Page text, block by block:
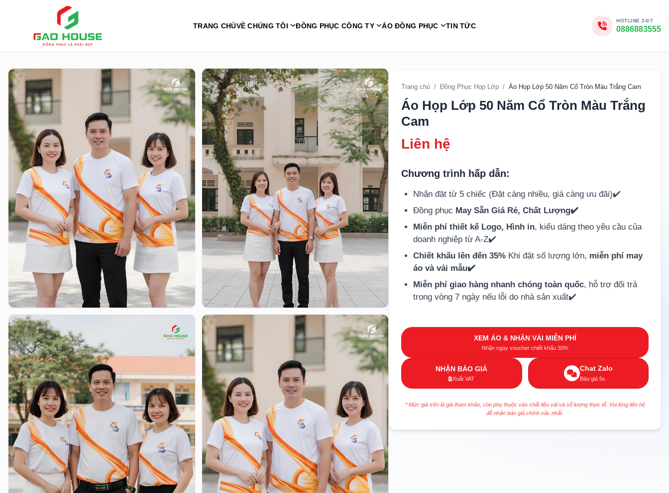
TRANG CHỦVỀ CHÚNG TÔI ĐỒNG PHỤC CÔNG TY ÁO ĐỒNG PHỤC TIN TỨC
HOTLINE 24/7
0886883555
Trang chủ / Đồng Phục Họp Lớp / Áo Họp Lớp 50 Năm Cổ Tròn Màu Trắng Cam
Áo Họp Lớp 50 Năm Cổ Tròn Màu Trắng
Cam
Liên hệ
Chương trình hấp dẫn:
Nhận đặt từ 5 chiếc (Đặt càng nhiều, giá càng ưu đãi)✔️
Đồng phục May Sẵn Giá Rẻ, Chất Lượng✔️
Miễn phí thiết kế Logo, Hình in, kiểu dáng theo yêu cầu của
doanh nghiệp từ A-Z✔️
Chiết khấu lên đến 35% Khi đặt số lượng lớn, miễn phí may
áo và vải mẫu✔️
Miễn phí giao hàng nhanh chóng toàn quốc, hỗ trợ đổi trả
trong vòng 7 ngày nếu lỗi do nhà sản xuất✔️
XEM ÁO & NHẬN VẢI MIỄN PHÍ
Nhận ngay voucher chiết khấu 30%
NHẬN BÁO GIÁ
Xuất VAT
Chat Zalo
Báo giá 5s
* Mức giá trên là giá tham khảo, còn phụ thuộc vào chất liệu vải và số lượng thực tế. Vui lòng liên hệ
để nhận báo giá chính xác nhất.